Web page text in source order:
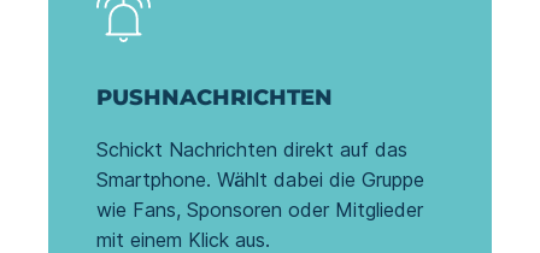
PUSHNACHRICHTEN
Schickt Nachrichten direkt auf das
Smartphone. Wählt dabei die Gruppe
wie Fans, Sponsoren oder Mitglieder
mit einem Klick aus.